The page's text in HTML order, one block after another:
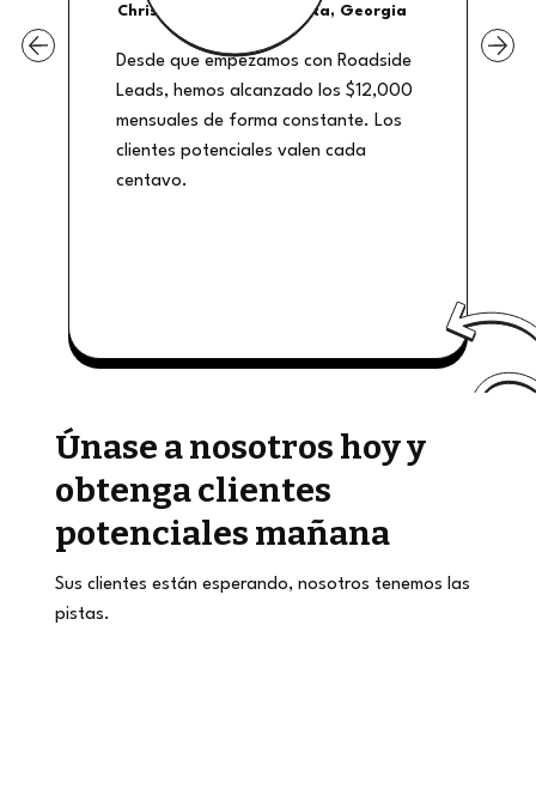
Christian Shields - Atlanta, Georgia
Desde que empezamos con Roadside
Leads, hemos alcanzado los $12,000
mensuales de forma constante. Los
clientes potenciales valen cada
centavo.
Únase a nosotros hoy y
obtenga clientes
potenciales mañana
Sus clientes están esperando, nosotros tenemos las
pistas.